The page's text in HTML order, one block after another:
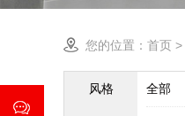
您的位置： 首页 >
风格 全部